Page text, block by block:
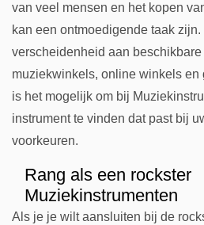
van veel mensen en het kopen
kan een ontmoedigende taak
verscheidenheid aan
muziekwinkels, online winkels en
is het mogelijk om bij
instrument te vinden dat past bij
voorkeuren.
Rang als een rockster
Muziekinstrumenten
Als je je wilt aansluiten bij de